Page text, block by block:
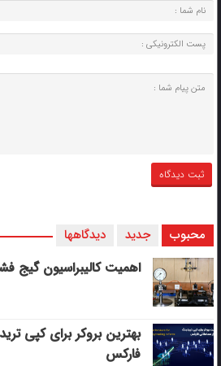
محبوب جدید دیدگاهها
اهمیت کالیبراسیون گیج
بهترین بروکر برای کپی‌
فارکس